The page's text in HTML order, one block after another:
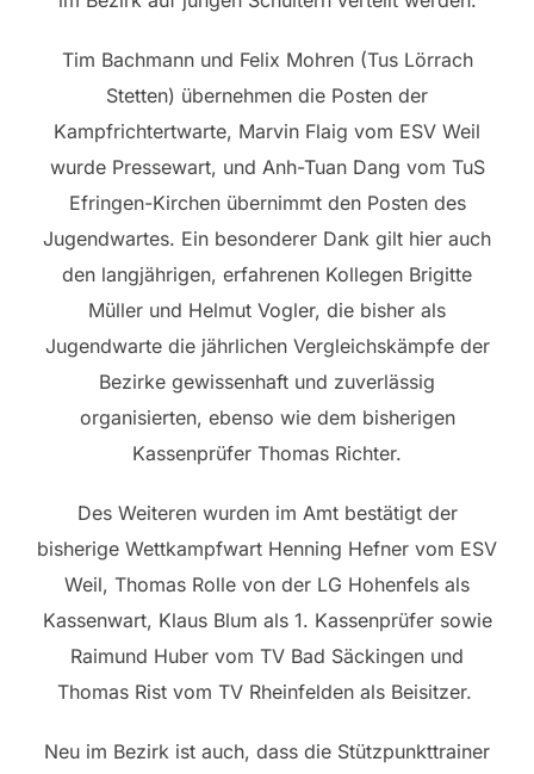
Tim Bachmann und Felix Mohren (Tus Lörrach
Stetten) übernehmen die Posten der
Kampfrichtertwarte, Marvin Flaig vom ESV Weil
wurde Pressewart, und Anh-Tuan Dang vom TuS
Efringen-Kirchen übernimmt den Posten des
Jugendwartes. Ein besonderer Dank gilt hier auch
den langjährigen, erfahrenen Kollegen Brigitte
Müller und Helmut Vogler, die bisher als
Jugendwarte die jährlichen Vergleichskämpfe der
Bezirke gewissenhaft und zuverlässig
organisierten, ebenso wie dem bisherigen
Kassenprüfer Thomas Richter.
Des Weiteren wurden im Amt bestätigt der
bisherige Wettkampfwart Henning Hefner vom ESV
Weil, Thomas Rolle von der LG Hohenfels als
Kassenwart, Klaus Blum als 1. Kassenprüfer sowie
Raimund Huber vom TV Bad Säckingen und
Thomas Rist vom TV Rheinfelden als Beisitzer.
Neu im Bezirk ist auch, dass die Stützpunkttrainer